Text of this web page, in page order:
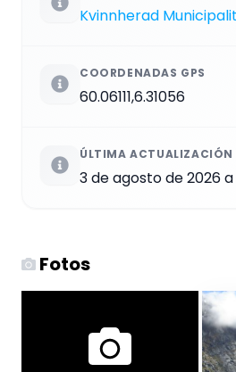
Kvinnherad
COORDENADAS GPS
60.06111,6.31056
ÚLTIMA ACTUALIZACIÓN
3 de agosto de 2026 a
Fotos